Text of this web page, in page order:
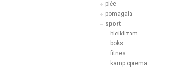
piće
pomagala
sport
biciklizam
boks
fitnes
kamp oprema